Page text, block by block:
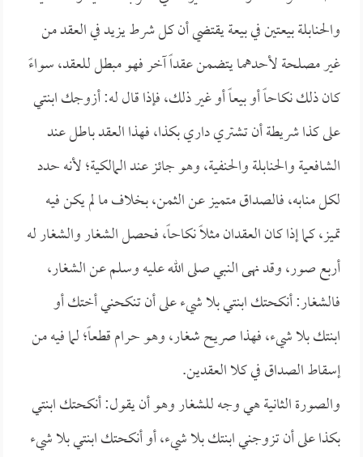
والحنابلة بيعتين في بيعة يقتضي أن كل شرط يزيد في العقد من
غير مصلحة لأحدهما يتضمن عقداً آخر فهو مبطل للعقد، سواءً
كان ذلك نكاحاً أو بيعاً أو غير ذلك، فإذا قال له: أزوجك ابنتي
على كذا شريطة أن تشتري داري بكذا، فهذا العقد باطل عند
الشافعية والحنابلة والحنفية، وهو جائز عند المالكية؛ لأنه حدد
لكل منابه، فالصداق متميز عن الثمن، بخلاف ما لم يكن فيه
تميز، كما إذا كان العقدان مثلاً نكاحاً، فحصل الشغار والشغار له
أربع صور، وقد نهى النبي صلى الله عليه وسلم عن الشغار،
فالشغار: أنكحتك ابنتي بلا شيء على أن تنكحني أختك أو
ابنتك بلا شيء، فهذا صريح شغار، وهو حرام قطعاً؛ لما فيه من
إسقاط الصداق في كلا العقدين.
والصورة الثانية هي وجه للشغار وهو أن يقول: أنكحتك ابنتي
بكذا على أن تزوجني ابنتك بلا شيء، أو أنكحتك ابنتي بلا شيء